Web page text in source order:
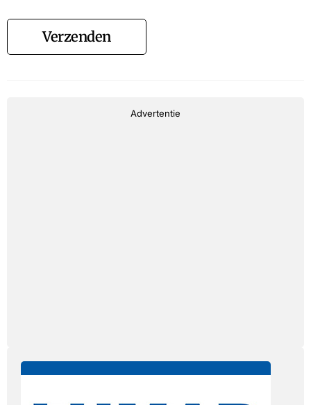
Verzenden
Advertentie